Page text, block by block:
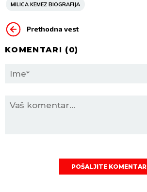
MILICA KEMEZ BIOGRAFIJA
Prethodna vest
KOMENTARI (0)
POŠALJITE KOMENTAR